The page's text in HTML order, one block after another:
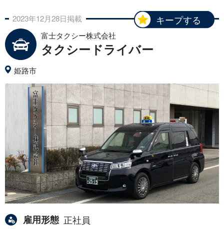
キープする
2023年12月28日掲載
富士タクシー株式会社
タクシードライバー
姫路市
雇用形態 正社員